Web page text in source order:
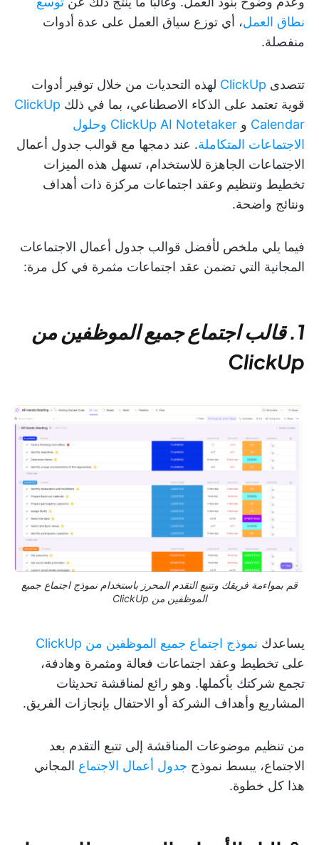
نطاق العمل، أي توزع سياق العمل على عدة أدوات
منفصلة.
تتصدى ClickUp لهذه التحديات من خلال توفير أدوات
قوية تعتمد على الذكاء الاصطناعي، بما في ذلك ClickUp
Calendar و ClickUp AI Notetaker وحلول
الاجتماعات المتكاملة. عند دمجها مع قوالب جدول أعمال
الاجتماعات الجاهزة للاستخدام، تسهل هذه الميزات
تخطيط وتنظيم وعقد اجتماعات مركزة ذات أهداف
ونتائج واضحة.
فيما يلي ملخص لأفضل قوالب جدول أعمال الاجتماعات
المجانية التي تضمن عقد اجتماعات مثمرة في كل مرة:
1. قالب اجتماع جميع الموظفين من
ClickUp
قم بمواءمة فريقك وتتبع التقدم المحرز باستخدام نموذج اجتماع جميع
الموظفين من ClickUp
يساعدك نموذج اجتماع جميع الموظفين من ClickUp
على تخطيط وعقد اجتماعات فعالة ومثمرة وهادفة،
تجمع شركتك بأكملها. وهو رائع لمناقشة تحديثات
المشاريع وأهداف الشركة أو الاحتفال بإنجازات الفريق.
من تنظيم موضوعات المناقشة إلى تتبع التقدم بعد
الاجتماع، يبسط نموذج جدول أعمال الاجتماع المجاني
هذا كل خطوة.